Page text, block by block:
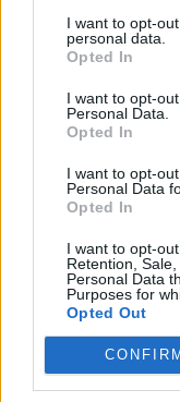
I want to opt-
personal data.
Opted In
I want to opt-
Personal Data.
Opted In
I want to opt-
Personal Data
Opted In
I want to opt-
Retention,
Personal Data
Purposes for
Opted Out
CONFIRM
Immagine su licenza
CONDIVIDI QUESTO
E-mail
X